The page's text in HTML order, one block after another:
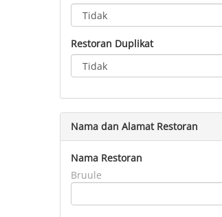
Restoran Duplikat
Nama dan Alamat Restoran
Nama Restoran
Bruule